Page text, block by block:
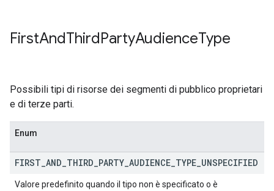
FirstAndThirdPartyAudienceType
Possibili tipi di risorse dei segmenti di pubblico proprietari
e di terze parti.
Enum
FIRST AND THIRD PARTY AUDIENCE TYPE UNSPECIFIED
Valore predefinito quando il tipo non è specificato o è